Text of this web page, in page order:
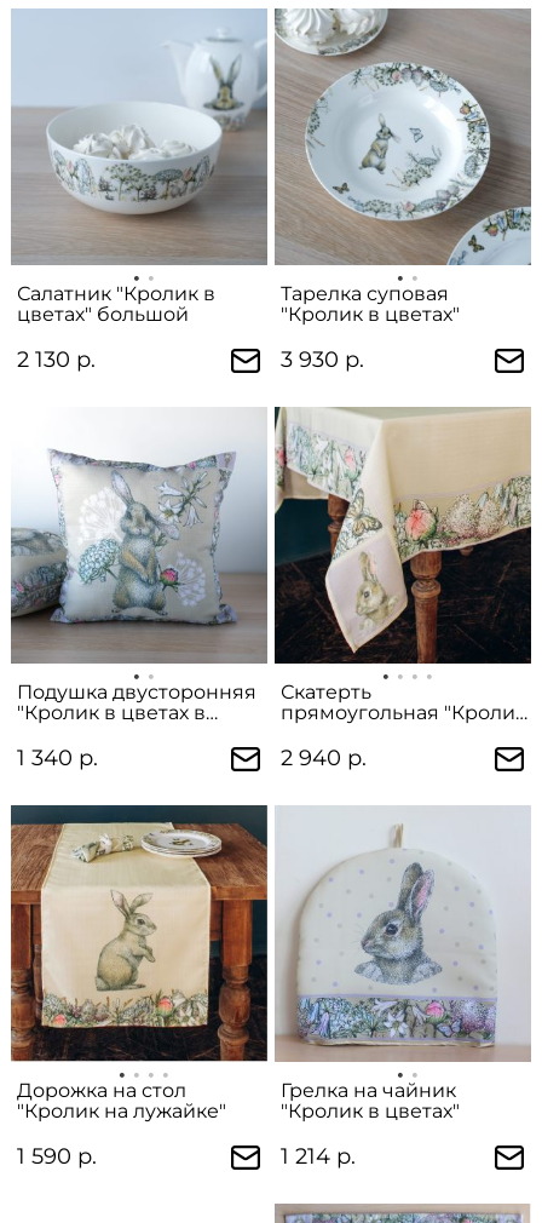
Салатник "Кролик в
цветах" большой
2 130 р.
Тарелка суповая
"Кролик в цветах"
3 930 р.
Подушка двусторонняя
"Кролик в цветах в
1 340 р.
Скатерть
прямоугольная "Кролик
2 940 р.
Дорожка на стол
"Кролик на лужайке"
1 590 р.
Грелка на чайник
"Кролик в цветах"
1 214 р.